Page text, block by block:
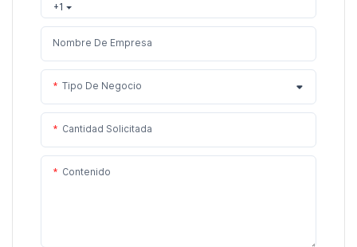
+1
Nombre De Empresa
Tipo De Negocio
Cantidad Solicitada
Contenido